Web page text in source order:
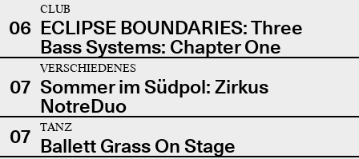
06
CLUB
ECLIPSE BOUNDARIES: Three
Bass Systems: Chapter One
07
VERSCHIEDENES
Sommer im Südpol: Zirkus
NotreDuo
07
TANZ
Ballett Grass On Stage